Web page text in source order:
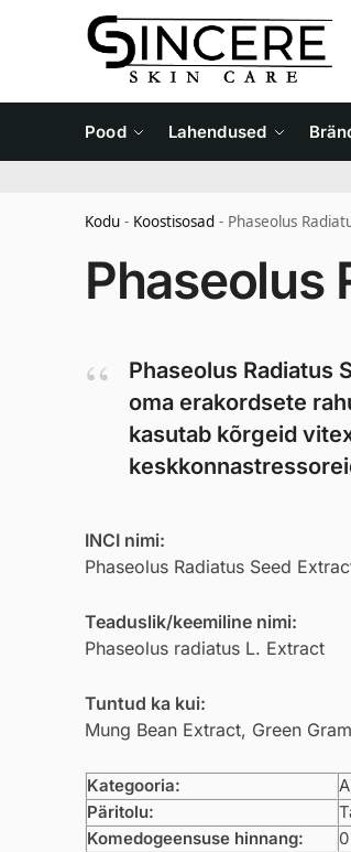
Pood Lahendused
Kodu - Koostisosad - Phaseolus
Phaseolus
Phaseolus Radiatus
oma erakordsete
kasutab kõrgeid
INCI nimi:
Phaseolus Radiatus Seed
Teaduslik/keemiline nimi:
Phaseolus radiatus L. Extract
Tuntud ka kui:
Mung Bean Extract, Green
Kategooria:
Päritolu:
Komedogeensuse hinnang:
0